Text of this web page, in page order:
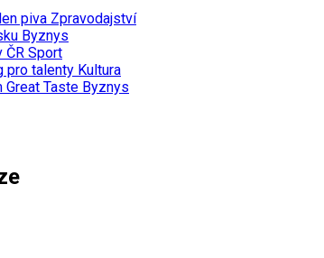
piva Zpravodajství
Byznys
ČR Sport
pro talenty Kultura
Great Taste Byznys